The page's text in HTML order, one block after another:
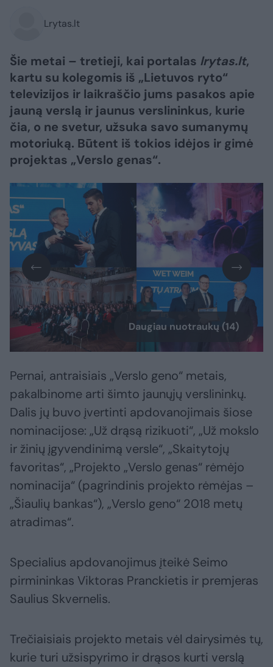
Lrytas.lt
Šie metai – tretieji, kai portalas lrytas.lt,
kartu su kolegomis iš „Lietuvos ryto“
televizijos ir laikraščio jums pasakos apie
jauną verslą ir jaunus verslininkus, kurie
čia, o ne svetur, užsuka savo sumanymų
motoriuką. Būtent iš tokios idėjos ir gimė
projektas „Verslo genas“.
Daugiau nuotraukų (14)
Pernai, antraisiais „Verslo geno“ metais,
pakalbinome arti šimto jaunųjų verslininkų.
Dalis jų buvo įvertinti apdovanojimais šiose
nominacijose: „Už drąsą rizikuoti“, „Už mokslo
ir žinių įgyvendinimą versle“, „Skaitytojų
favoritas“, „Projekto „Verslo genas“ rėmėjo
nominacija“ (pagrindinis projekto rėmėjas –
„Šiaulių bankas“), „Verslo geno“ 2018 metų
atradimas“.
Specialius apdovanojimus įteikė Seimo
pirmininkas Viktoras Pranckietis ir premjeras
Saulius Skvernelis.
Trečiaisiais projekto metais vėl dairysimės tų,
kurie turi užsispyrimo ir drąsos kurti verslą